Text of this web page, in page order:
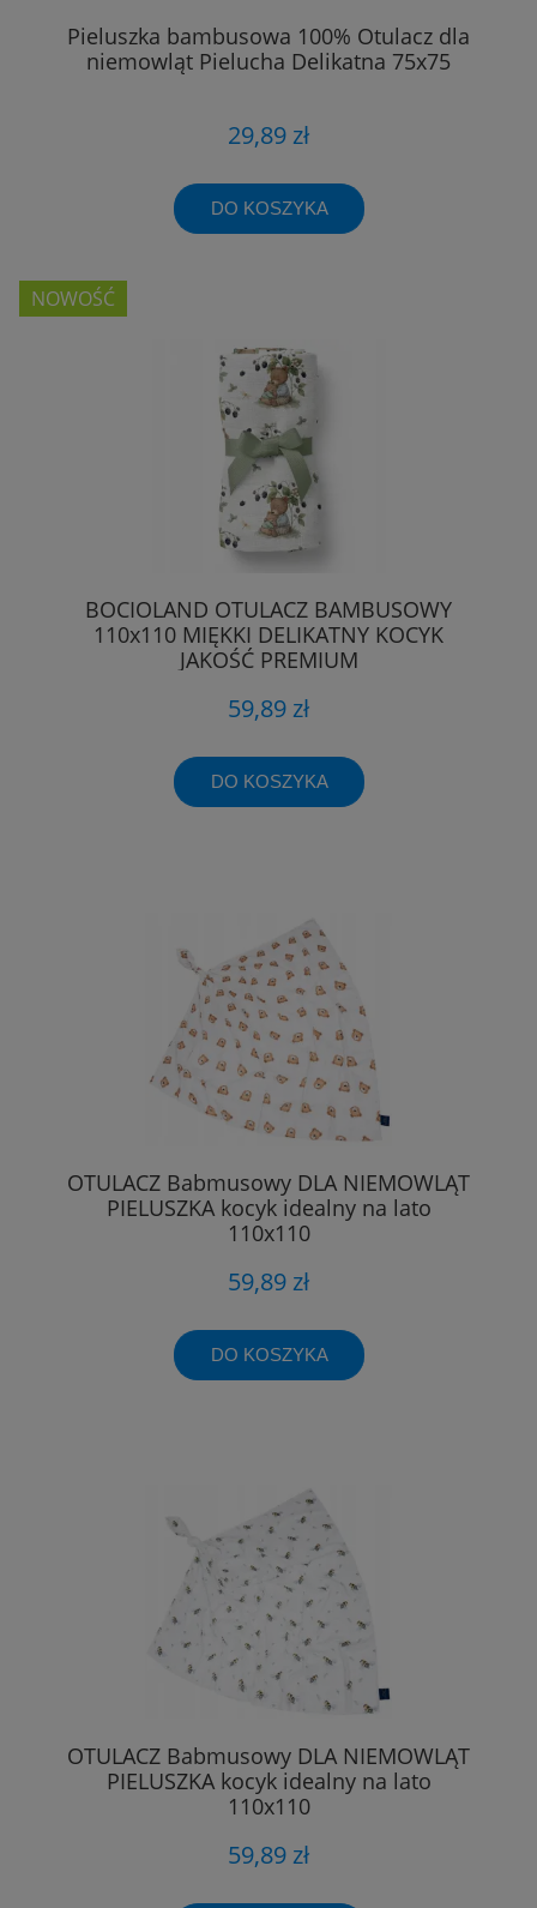
Pieluszka bambusowa 100% Otulacz dla
niemowląt Pielucha Delikatna 75x75
29,89 zł
DO KOSZYKA
BOCIOLAND OTULACZ BAMBUSOWY
110x110 MIĘKKI DELIKATNY KOCYK
JAKOŚĆ PREMIUM
59,89 zł
DO KOSZYKA
NOWOŚĆ
OTULACZ Babmusowy DLA NIEMOWLĄT
PIELUSZKA kocyk idealny na lato
110x110
59,89 zł
DO KOSZYKA
OTULACZ Babmusowy DLA NIEMOWLĄT
PIELUSZKA kocyk idealny na lato
110x110
59,89 zł